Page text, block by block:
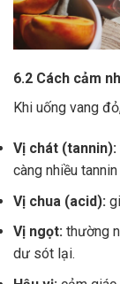
6.2 Cách cảm
Khi uống vang
Vị chát (tannin):
càng nhiều
Vị chua (acid):
Vị ngọt: thường
dư sót lại.